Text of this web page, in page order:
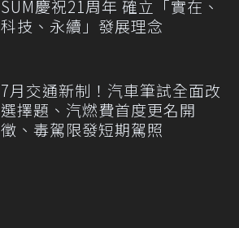
SUM慶祝21周年 確立「實在、
科技、永續」發展理念
7月交通新制！汽車筆試全面改
選擇題、汽燃費首度更名開
徵、毒駕限發短期駕照